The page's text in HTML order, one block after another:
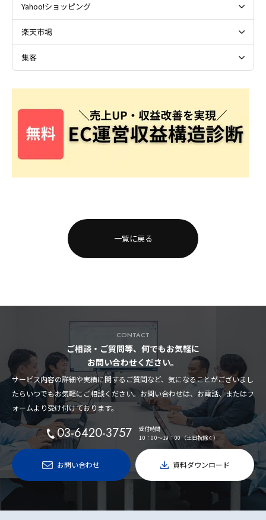
Yahoo!ショッピング
楽天市場
集客
一覧に戻る
CONTACT
ご相談・ご質問等、何でもお気軽に
お問い合わせください。
サービス内容の詳細や実績に関するご質問など、気になることがございまし
たらいつでもお気軽にご相談ください。お問い合わせは、お電話、またはフ
ォームより受け付けております。
03-6420-3757
受付時間
10：00〜19：00（土日祝除く）
お問い合わせ 資料ダウンロード